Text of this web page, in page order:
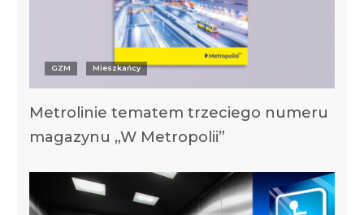
GZM Mieszkańcy
Metrolinie tematem trzeciego numeru
magazynu „W Metropolii”